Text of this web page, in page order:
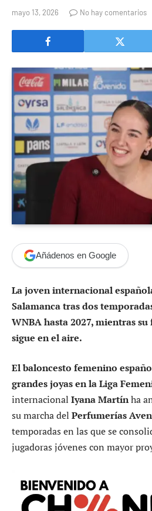
mayo 13, 2026 No hay comentarios
Añádenos en Google
La joven internacional
Salamanca tras dos
WNBA hasta 2027, mientras
sigue en el aire.
El baloncesto femenino
grandes joyas en la Liga
internacional Iyana Martínha
su marcha del Perfumerías
temporadas en las que se
jugadoras jóvenes con mayor